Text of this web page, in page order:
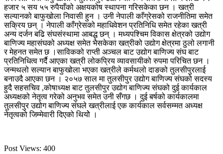
हजार ५ सय ५५ रुपैयाँको अक्षयकोष स्थापना गरिसकेका छन । खत्री
सल्यानको बाफुखोला निवासी हुन । उनी नेपाली काँग्रेसको राजनीतिमा समेत
सक्रिय छन् । नेपाली काँग्रेसको महाधिवेशन प्रतिनिधि समेत रहेका खत्री
अन्य दर्जन बढि संघसंस्थामा आबद्ध छन् । मध्यपश्चिम विकास क्षेत्रको उद्योग
बाणिज्य महासंघको अध्यक्ष समेत भैसकेका खत्रीको उद्योग क्षेत्रमा ठुलो लगानी
र मेहनत समेत छ ।साविकको राप्ती अञ्चल बाट उद्योग बाणिज्य संघ बाट
प्रतिनिधित्व गर्दै आएका खत्री लोकप्रिय व्यावसायीको रुपमा परिचित छन ।
जन्मथलो सल्यान बाफुखोला भएका खत्रीले कर्मथलो दाङको तुलसीपुरलाई
बनाउदै आएका छन । २०५७ साल मा तुलसीपुर उद्योग बाणिज्य संघको सदस्य
हुदै सहसचिव ,कोषाध्यक्ष बाट तुलसीपुर उद्योग बाणिज्य संघको दुई कार्यकाल
अध्यक्षको नेतृत्व गरेको अनुभव समेत उनी सँगछ । दुई बर्षको कार्यकालमा
तुलसीपुर उद्योग बाणिज्य संघले खत्रीलाई एक कार्यकाल सर्वसम्मत अध्यक्ष
नेतृत्वको जिम्मेवारी दिएको थियोे ।
Post Views: 400